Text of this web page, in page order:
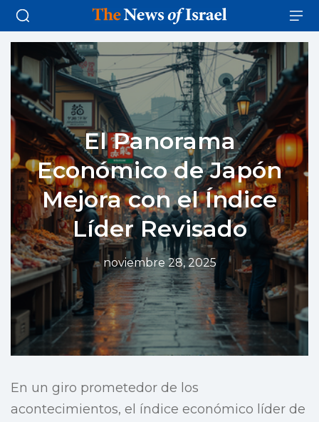
El Panorama
Económico de Japón
Mejora con el Índice
Líder Revisado
noviembre 28, 2025
En un giro prometedor de los
acontecimientos, el índice económico líder de